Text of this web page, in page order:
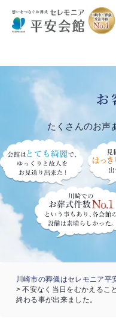
お
たくさんのお声
川崎市の葬儀はセレモニア平
>不安なく当日をむかえるこ
終わる事が出来ました。